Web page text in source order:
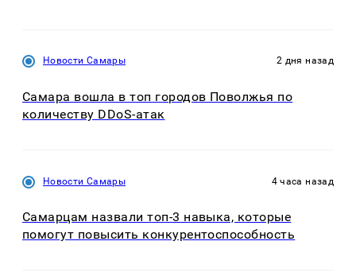
Новости Самары 2 дня назад
Самара вошла в топ городов Поволжья по
количеству DDoS-атак
Новости Самары 4 часа назад
Самарцам назвали топ-3 навыка, которые
помогут повысить конкурентоспособность